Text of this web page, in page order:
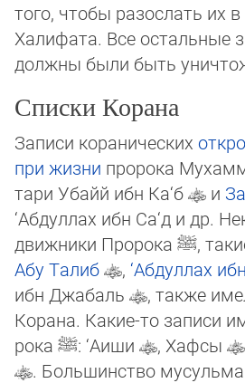
того, чтобы ра­зо­слать их
Ха­ли­фа­та. Все ос­таль­ные
должны были быть
Списки Корана
Записи коранических
при жизни пророка
тари Убайй ибн Ка‘б
и
‘Абдуллах ибн Са‘д и др.
движ­ники Пророка ﷺ,
Абу Талиб
, ‘Абдуллах
ибн Джа­баль
, также
Корана. Какие-то записи
рока ﷺ: ‘Аиши , Хафсы
. Большинство